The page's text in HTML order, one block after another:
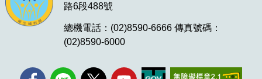
路6段488號
總機電話：(02)8590-6666 傳真號碼：
(02)8590-6000